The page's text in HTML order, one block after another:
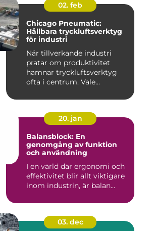
02. feb
Chicago Pneumatic:
Hållbara tryckluftsverktyg
för industri
När tillverkande industri
pratar om produktivitet
hamnar tryckluftsverktyg
ofta i centrum. Vale...
20. jan
Balansblock: En
genomgång av funktion
och användning
I en värld där ergonomi och
effektivitet blir allt viktigare
inom industrin, är balan...
03. dec